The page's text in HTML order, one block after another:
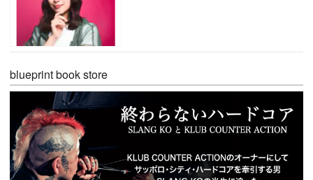
blueprint book store